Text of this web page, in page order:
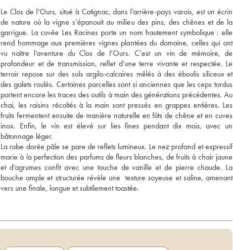
Le Clos de l’Ours, situé à Cotignac, dans l’arrière-pays varois, est un écrin
de nature où la vigne s’épanouit au milieu des pins, des chênes et de la
garrigue. La cuvée Les Racines porte un nom hautement symbolique : elle
rend hommage aux premières vignes plantées du domaine, celles qui ont
vu naître l’aventure du Clos de l’Ours. C’est un vin de mémoire, de
profondeur et de transmission, reflet d’une terre vivante et respectée. Le
terroir repose sur des sols argilo-calcaires mêlés à des éboulis siliceux et
des galets roulés. Certaines parcelles sont si anciennes que les ceps tordus
portent encore les traces des outils à main des générations précédentes. Au
chai, les raisins récoltés à la main sont pressés en grappes entières. Les
fruits fermentent ensuite de manière naturelle en fûts de chêne et en cuves
inox. Enfin, le vin est élevé sur lies fines pendant dix mois, avec un
bâtonnage léger.
La robe dorée pâle se pare de reflets lumineux. Le nez profond et expressif
marie à la perfection des parfums de fleurs blanches, de fruits à chair jaune
et d’agrumes confit avec une touche de vanille et de pierre chaude. La
bouche ample et structurée révèle une  texture soyeuse et saline, amenant
vers une finale, longue et subtilement toastée.